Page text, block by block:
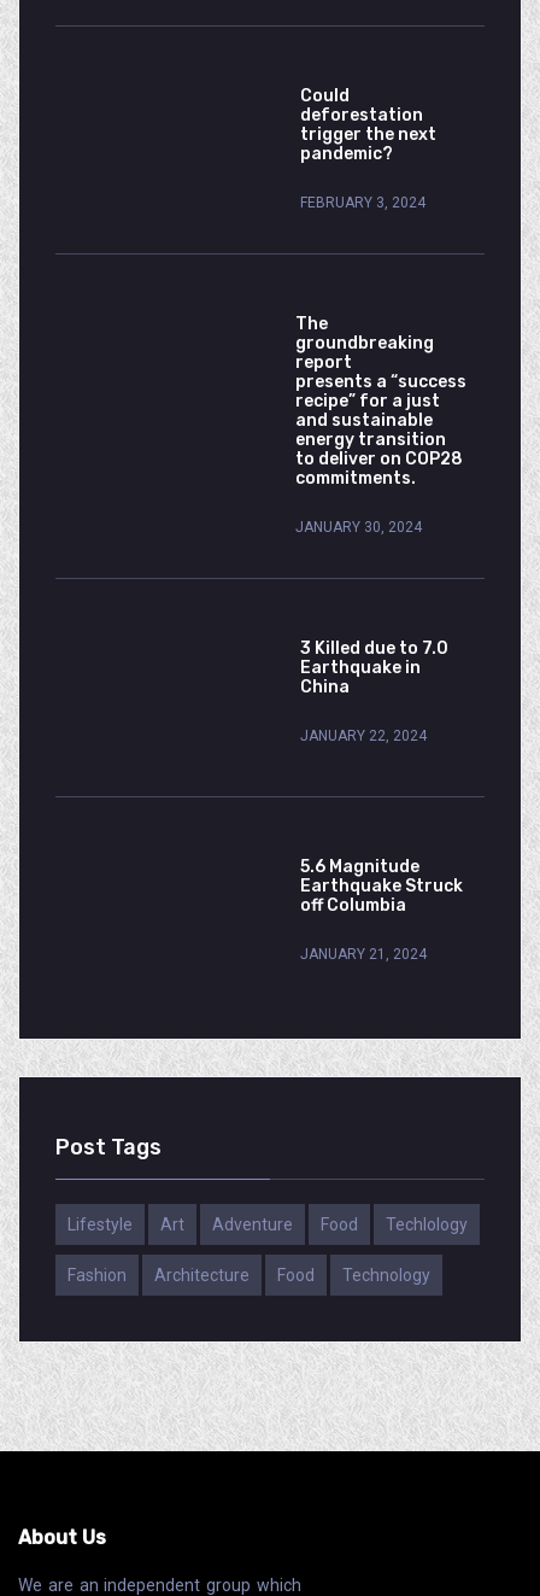
Could
deforestation
trigger the next
pandemic?
FEBRUARY 3, 2024
The
groundbreaking
report
presents a “success
recipe” for a just
and sustainable
energy transition
to deliver on COP28
commitments.
JANUARY 30, 2024
3 Killed due to 7.0
Earthquake in
China
JANUARY 22, 2024
5.6 Magnitude
Earthquake Struck
off Columbia
JANUARY 21, 2024
Post Tags
Lifestyle Art Adventure Food Techlology
Fashion Architecture Food Technology
About Us
We are an independent group which